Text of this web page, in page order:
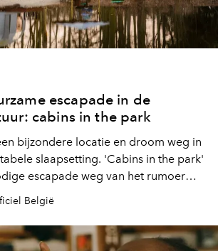
escapade in de
cabins in the park
bijzondere locatie en droom weg in
slaapsetting. 'Cabins in the park'
escapade weg van het rumoer
België